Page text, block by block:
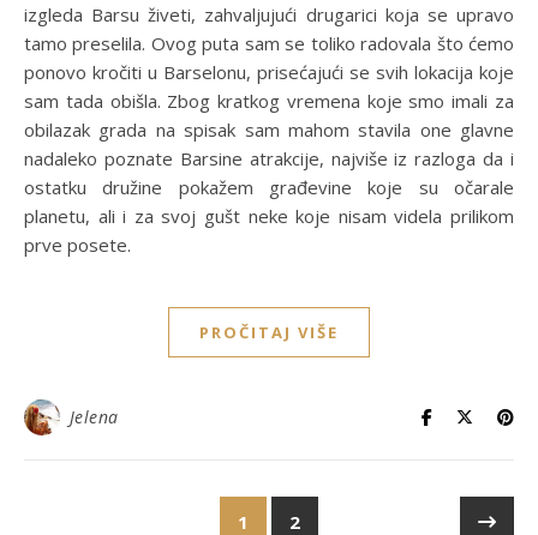
izgleda Barsu živeti, zahvaljujući drugarici koja se upravo
tamo preselila. Ovog puta sam se toliko radovala što ćemo
ponovo kročiti u Barselonu, prisećajući se svih lokacija koje
sam tada obišla. Zbog kratkog vremena koje smo imali za
obilazak grada na spisak sam mahom stavila one glavne
nadaleko poznate Barsine atrakcije, najviše iz razloga da i
ostatku družine pokažem građevine koje su očarale
planetu, ali i za svoj gušt neke koje nisam videla prilikom
prve posete.
PROČITAJ VIŠE
Jelena
1 2